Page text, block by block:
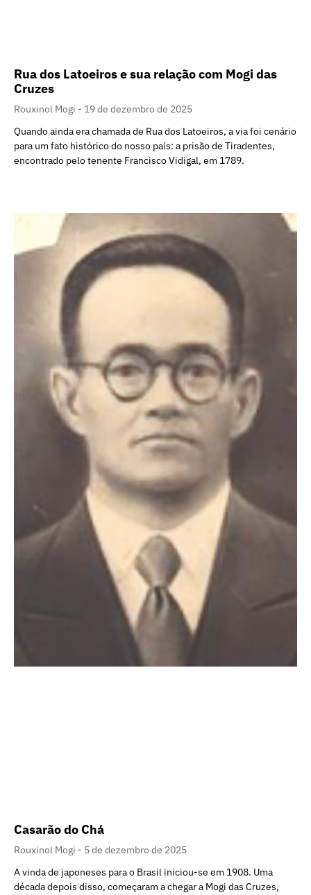
Rua dos Latoeiros e sua relação com Mogi das
Cruzes
Rouxinol Mogi
19 de dezembro de 2025
Quando ainda era chamada de Rua dos Latoeiros, a via foi cenário
para um fato histórico do nosso país: a prisão de Tiradentes,
encontrado pelo tenente Francisco Vidigal, em 1789.
Casarão do Chá
Rouxinol Mogi
5 de dezembro de 2025
A vinda de japoneses para o Brasil iniciou-se em 1908. Uma
década depois disso, começaram a chegar a Mogi das Cruzes,